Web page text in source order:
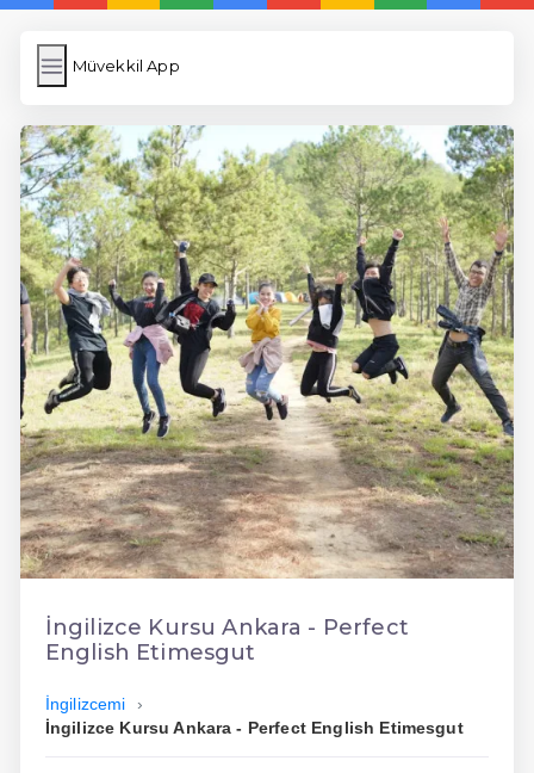
Müvekkil App
Müvekkil App
Resim Yükle
Wordpress Cache
Anasayfa
5 Günde İngilizce
İngilizce
Dil Eğitimi
En Hızlı İngilizce
En Kolay İngilizce
En Ucuz İngilizce
En Uygun İngilizce
Hızlı İngilizce
İngilizce Kursu Ankara - Perfect
English Etimesgut
İngilizcemi
İngilizce Kursu Ankara - Perfect English Etimesgut